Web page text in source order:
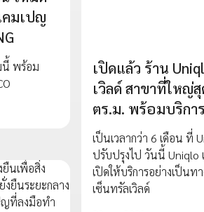
คมเปญ
นี้ พร้อม
เปิดแล้ว ร้าน
เวิลด์ สาขาที่ใหญ่
ตร.ม. พร้อมบริกา
เป็นเวลากว่า 6 เดือน ที่
ปรับปรุงไป วันนี้ Uniqlo
เปิดให้บริการอย่างเป็น
เซ็นทรัลเวิลด์